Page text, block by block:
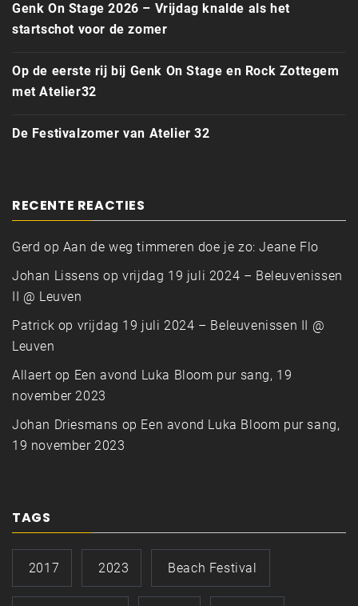
Genk On Stage 2026 – Vrijdag knalde als het
startschot voor de zomer
Op de eerste rij bij Genk On Stage en Rock Zottegem
met Atelier32
De Festivalzomer van Atelier 32
RECENTE REACTIES
Gerd op Aan de weg timmeren doe je zo: Jeane Flo
Johan Lissens opvrijdag 19 juli 2024 – Beleuvenissen
II @ Leuven
Patrick op vrijdag 19 juli 2024 – Beleuvenissen II @
Leuven
Allaert op Een avond Luka Bloom pur sang, 19
november 2023
Johan Driesmans op Een avond Luka Bloom pur sang,
19 november 2023
TAGS
2017 2023 Beach Festival